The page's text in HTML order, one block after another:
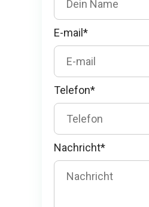
E-mail*
Telefon*
Nachricht*